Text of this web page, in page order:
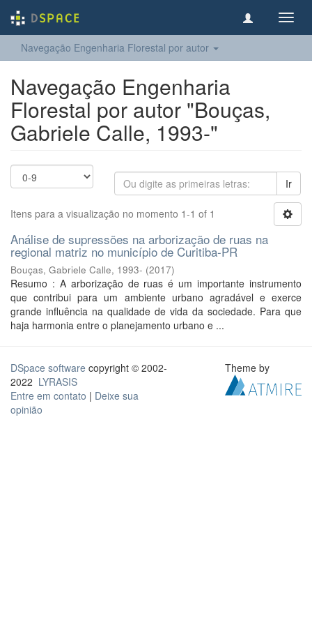
Navegação Engenharia Florestal por autor
Navegação Engenharia
Florestal por autor "Bouças,
Gabriele Calle, 1993-"
Ir
Itens para a visualização no momento 1-1 of 1
Análise de supressões na arborização de ruas na
regional matriz no município de Curitiba-PR
Bouças, Gabriele Calle, 1993- (2017)
Resumo : A arborização de ruas é um importante instrumento
que contribui para um ambiente urbano agradável e exerce
grande influência na qualidade de vida da sociedade. Para que
haja harmonia entre o planejamento urbano e ...
DSpace software copyright © 2002-
2022 LYRASIS
Entre em contato | Deixe sua
opinião
Theme by